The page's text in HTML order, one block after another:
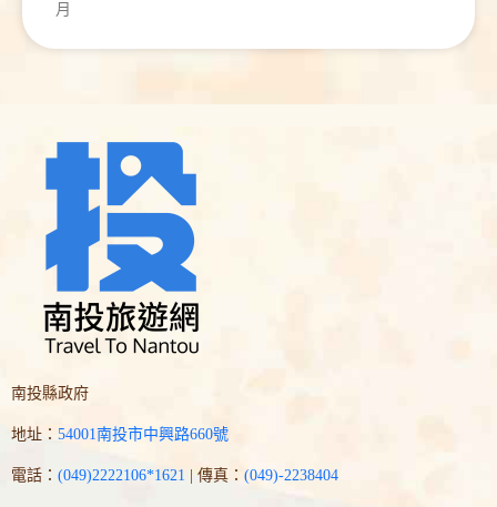
月
南投縣政府
地址： 54001南投市中興路660號
電話： (049)2222106*1621 | 傳真： (049)-2238404